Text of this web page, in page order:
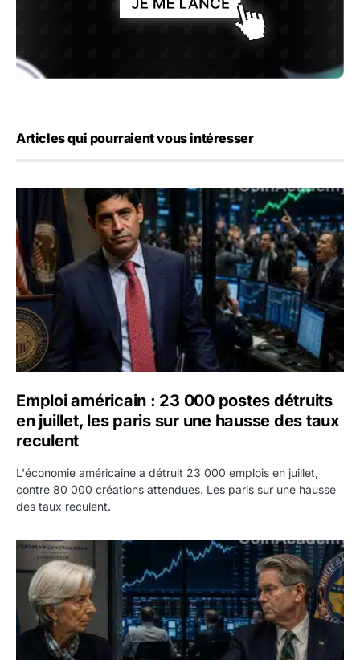
Articles qui pourraient vous intéresser
Emploi américain : 23 000 postes détruits en juillet, les
Emploi américain : 23 000 postes détruits
en juillet, les paris sur une hausse des taux
reculent
L'économie américaine a détruit 23 000 emplois en juillet,
contre 80 000 créations attendues. Les paris sur une hausse
des taux reculent.
Yen : Washington a vendu des euros sans prévenir la